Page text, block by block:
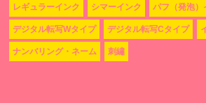
レギュラーインク シマーインク パフ（発泡）
デジタル転写Wタイプ デジタル転写Cタイプ
ナンバリング・ネーム 刺繡